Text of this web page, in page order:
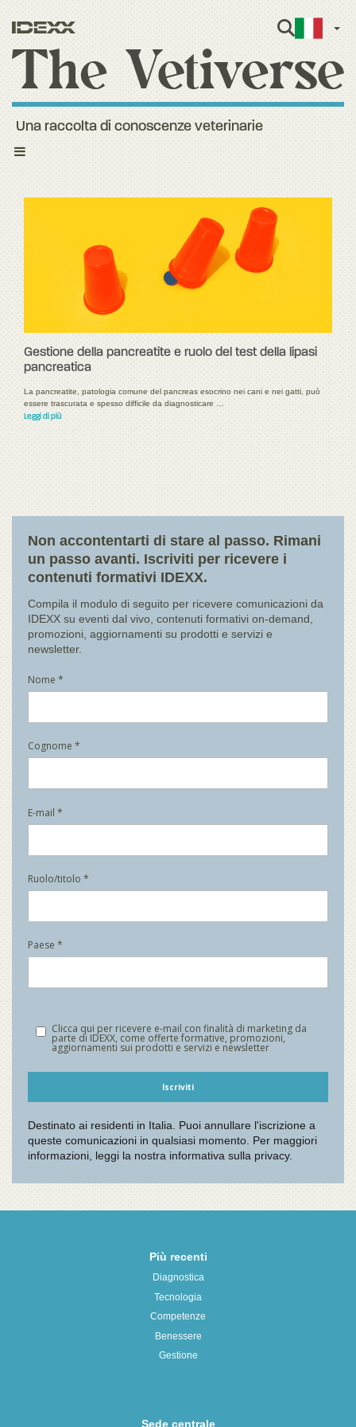
Toggle
Una raccolta di conoscenze veterinarie
Gestione della pancreatite e ruolo del test della lipasi
pancreatica
La pancreatite, patologia comune del pancreas esocrino nei cani e nei gatti, può
essere trascurata e spesso difficile da diagnosticare …
Leggi di più
Non accontentarti di stare al passo. Rimani
un passo avanti. Iscriviti per ricevere i
contenuti formativi IDEXX.
Più recenti
Diagnostica
Tecnologia
Competenze
Benessere
Gestione
Sede centrale